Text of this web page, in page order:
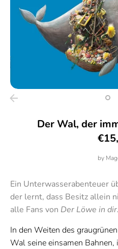
Der Wal, der
by
Ein Unterwasserabenteuer
der lernt, dass Besitz allein
alle Fans von Der Löwe in dir.
In den Weiten des
Wal seine einsamen Bahnen,